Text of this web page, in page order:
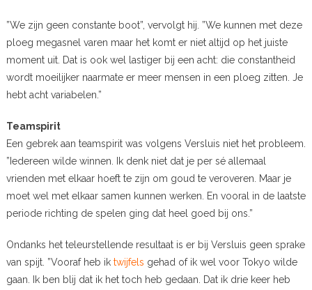
”We zijn geen constante boot”, vervolgt hij. ”We kunnen met deze
ploeg megasnel varen maar het komt er niet altijd op het juiste
moment uit. Dat is ook wel lastiger bij een acht: die constantheid
wordt moeilijker naarmate er meer mensen in een ploeg zitten. Je
hebt acht variabelen.”
Teamspirit
Een gebrek aan teamspirit was volgens Versluis niet het probleem.
”Iedereen wilde winnen. Ik denk niet dat je per sé allemaal
vrienden met elkaar hoeft te zijn om goud te veroveren. Maar je
moet wel met elkaar samen kunnen werken. En vooral in de laatste
periode richting de spelen ging dat heel goed bij ons.”
Ondanks het teleurstellende resultaat is er bij Versluis geen sprake
van spijt. ”Vooraf heb ik twijfels gehad of ik wel voor Tokyo wilde
gaan. Ik ben blij dat ik het toch heb gedaan. Dat ik drie keer heb